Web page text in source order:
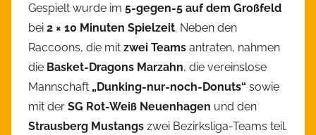
Gespielt wurde im 5-gegen-5 auf dem Großfeld
bei 2 × 10 Minuten Spielzeit. Neben den
Raccoons, die mit zwei Teams antraten, nahmen
die Basket-Dragons Marzahn, die vereinslose
Mannschaft „Dunking-nur-noch-Donuts“ sowie
mit der SG Rot-Weiß Neuenhagen und den
Strausberg Mustangs zwei Bezirksliga-Teams teil.